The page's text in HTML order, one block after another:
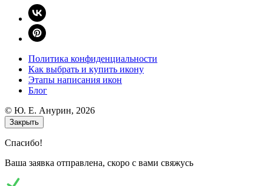
Политика конфиденциальности
Как выбрать и купить икону
Этапы написания икон
Блог
© Ю. E. Анурин, 2026
Закрыть
Спасибо!
Ваша заявка отправлена, скоро с вами свяжусь